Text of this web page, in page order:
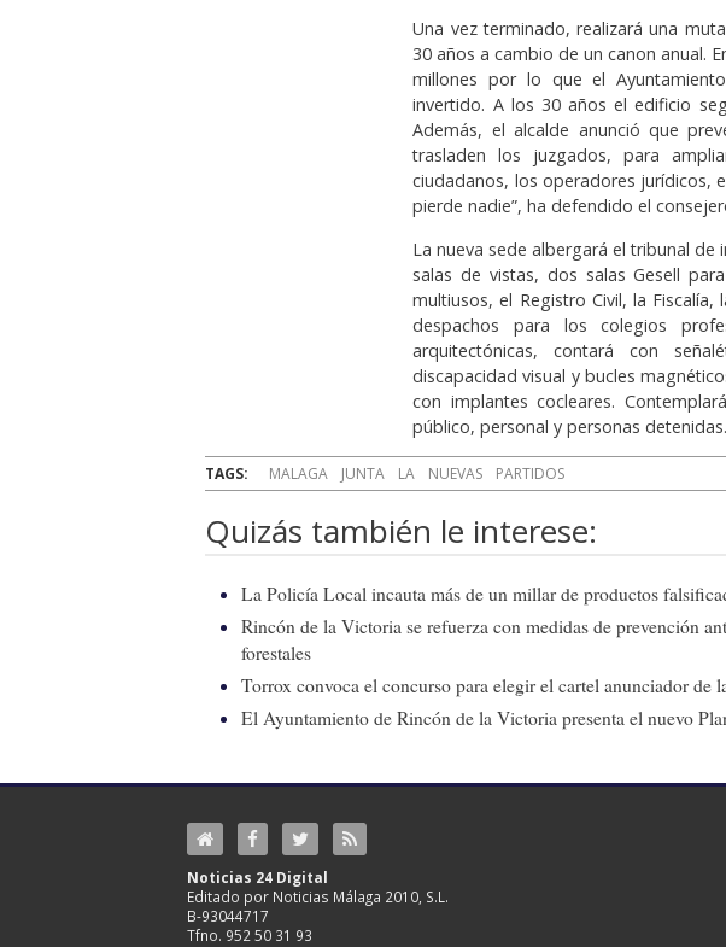
Una vez terminado, realizará una
30 años a cambio de un canon anual.
millones por lo que el
invertido. A los 30 años el edificio
Además, el alcalde anunció que
trasladen los juzgados, para
ciudadanos, los operadores jurídicos,
pierde nadie”, ha defendido el
La nueva sede albergará el tribunal
salas de vistas, dos salas Gesell
multiusos, el Registro Civil, la Fiscalía,
despachos para los colegios
arquitectónicas, contará con
discapacidad visual y bucles
con implantes cocleares.
público, personal y personas detenidas.
TAGS: MALAGA JUNTA LA NUEVAS PARTIDOS
Quizás también le interese:
La Policía Local incauta más de un millar de productos
Rincón de la Victoria se refuerza con medidas de prevención
forestales
Torrox convoca el concurso para elegir el cartel anunciador de
El Ayuntamiento de Rincón de la Victoria presenta el nuevo
Noticias 24 Digital
Editado por Noticias Málaga 2010, S.L.
B-93044717
Tfno. 952 50 31 93